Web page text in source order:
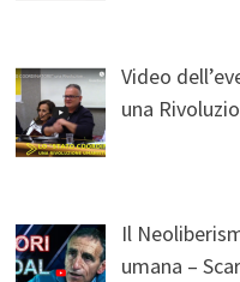
Video
una
Il
umana –